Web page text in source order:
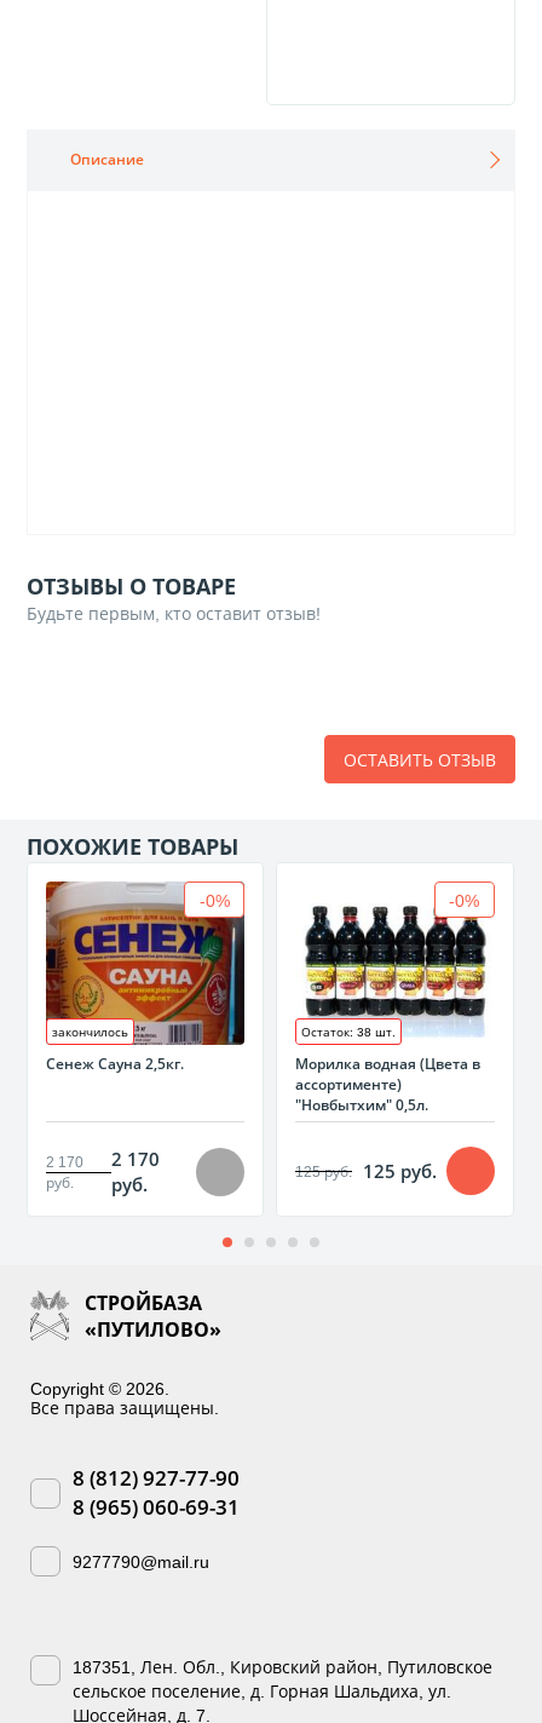
Описание
ОТЗЫВЫ О ТОВАРЕ
Будьте первым, кто оставит отзыв!
ОСТАВИТЬ ОТЗЫВ
ПОХОЖИЕ ТОВАРЫ
-0%
закончилось
Сенеж Сауна 2,5кг.
2 170
руб.
2 170
руб.
-0%
Остаток: 38 шт.
Морилка водная (Цвета в
ассортименте)
"Новбытхим" 0,5л.
125 руб. 125 руб.
СТРОЙБАЗА
«ПУТИЛОВО»
Copyright © 2026.
Все права защищены.
8 (812) 927-77-90
8 (965) 060-69-31
9277790@mail.ru
187351, Лен. Обл., Кировский район, Путиловское
сельское поселение, д. Горная Шальдиха, ул.
Шоссейная, д. 7.